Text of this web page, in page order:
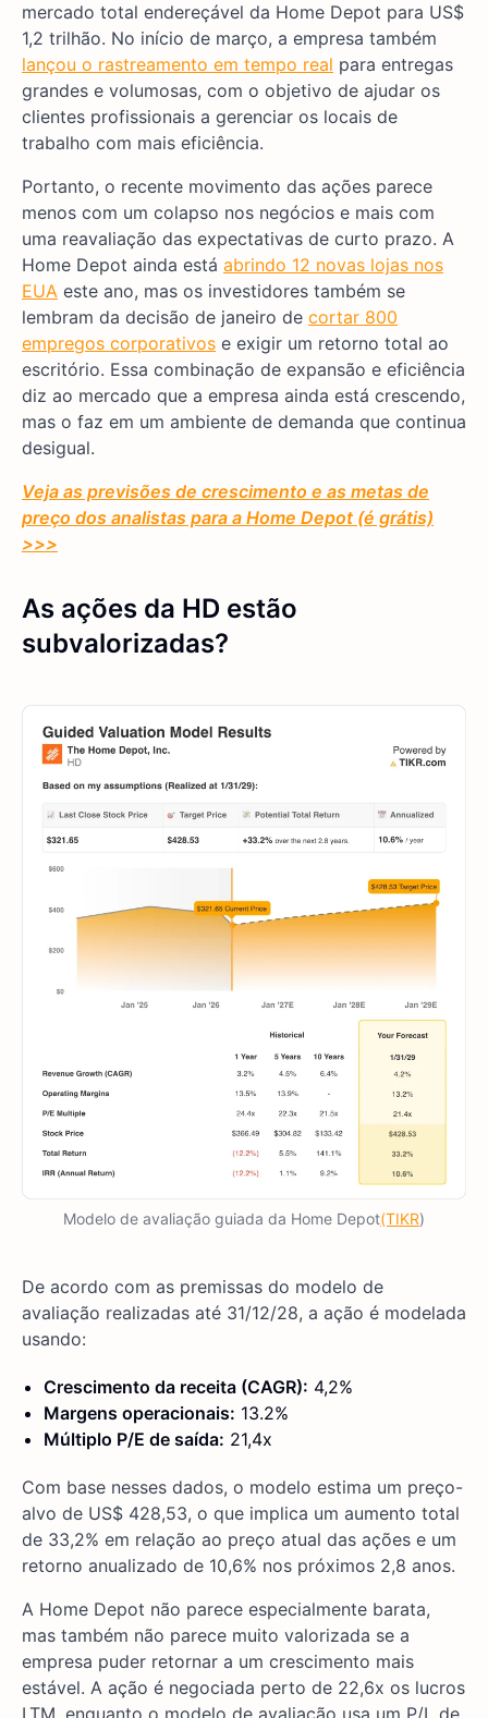
mercado total endereçável da Home Depot para US$
1,2 trilhão. No início de março, a empresa também
lançou o rastreamento em tempo real para entregas
grandes e volumosas, com o objetivo de ajudar os
clientes profissionais a gerenciar os locais de
trabalho com mais eficiência.
Portanto, o recente movimento das ações parece
menos com um colapso nos negócios e mais com
uma reavaliação das expectativas de curto prazo. A
Home Depot ainda está abrindo 12 novas lojas nos
EUA este ano, mas os investidores também se
lembram da decisão de janeiro de cortar 800
empregos corporativos e exigir um retorno total ao
escritório. Essa combinação de expansão e eficiência
diz ao mercado que a empresa ainda está crescendo,
mas o faz em um ambiente de demanda que continua
desigual.
Veja as previsões de crescimento e as metas de
preço dos analistas para a Home Depot (é grátis)
>>>
As ações da HD estão
subvalorizadas?
Modelo de avaliação guiada da Home Depot(TIKR)
De acordo com as premissas do modelo de
avaliação realizadas até 31/12/28, a ação é modelada
usando:
Crescimento da receita (CAGR): 4,2%
Margens operacionais: 13.2%
Múltiplo P/E de saída: 21,4x
Com base nesses dados, o modelo estima um preço-
alvo de US$ 428,53, o que implica um aumento total
de 33,2% em relação ao preço atual das ações e um
retorno anualizado de 10,6% nos próximos 2,8 anos.
A Home Depot não parece especialmente barata,
mas também não parece muito valorizada se a
empresa puder retornar a um crescimento mais
estável. A ação é negociada perto de 22,6x os lucros
LTM, enquanto o modelo de avaliação usa um P/L de